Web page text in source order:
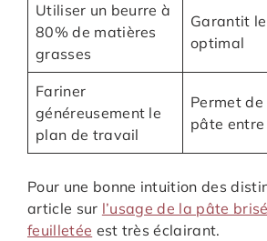
Utiliser un beurre à
80% de matières
grasses
Garantit
optimal
Fariner
généreusement le
plan de travail
Permet
pâte
Pour une bonne intuition des
article sur l’usage de la pâte
feuilletée est très éclairant.